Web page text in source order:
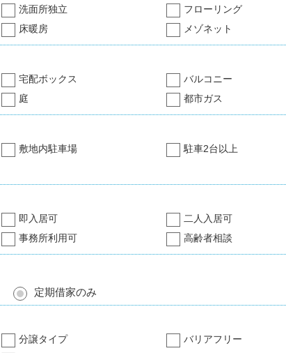
洗面所独立 フローリング
床暖房 メゾネット
宅配ボックス バルコニー
庭 都市ガス
敷地内駐車場 駐車2台以上
即入居可 二人入居可
事務所利用可 高齢者相談
定期借家のみ
分譲タイプ バリアフリー